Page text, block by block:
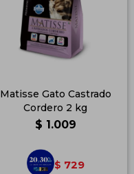
Matisse Gato Castrado
Cordero 2 kg
$ 1.009
$ 729